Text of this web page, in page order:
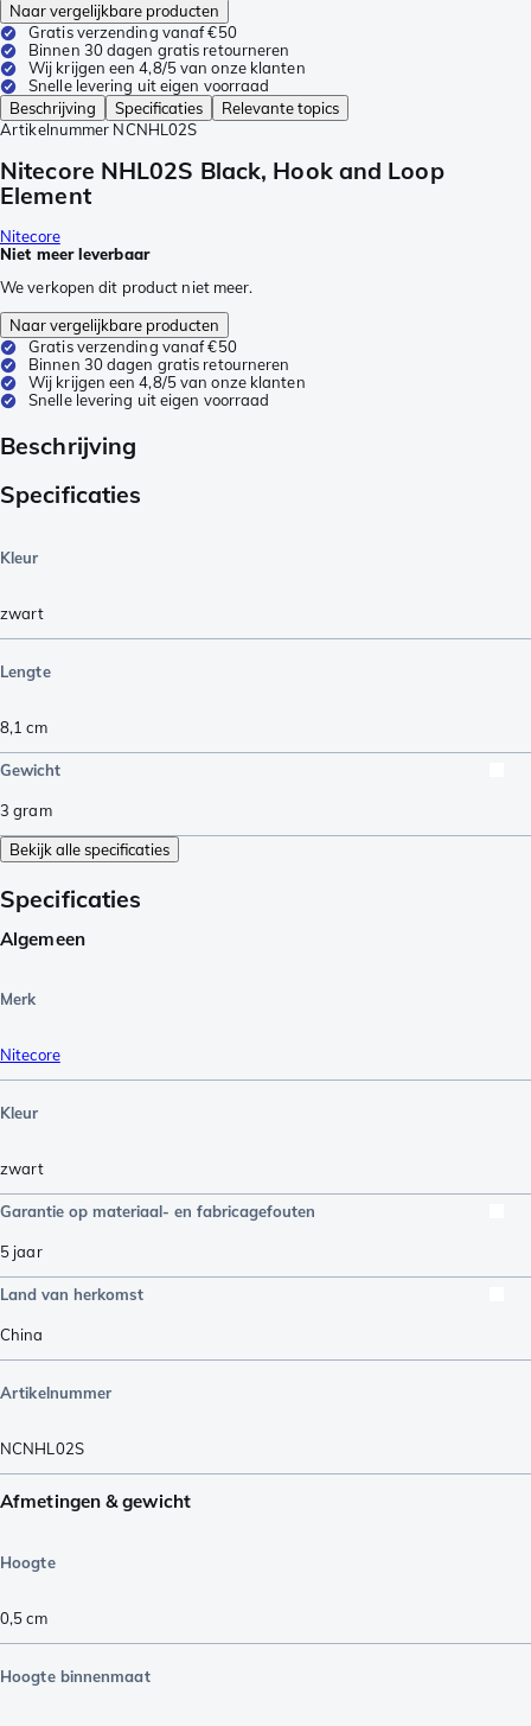
Naar vergelijkbare producten
Gratis verzending vanaf €50
Binnen 30 dagen gratis retourneren
Wij krijgen een 4,8/5 van onze klanten
Snelle levering uit eigen voorraad
Beschrijving
Specificaties
Relevante topics
Artikelnummer NCNHL02S
Nitecore NHL02S Black, Hook and Loop
Element
Nitecore
Niet meer leverbaar
We verkopen dit product niet meer.
Naar vergelijkbare producten
Gratis verzending vanaf €50
Binnen 30 dagen gratis retourneren
Wij krijgen een 4,8/5 van onze klanten
Snelle levering uit eigen voorraad
Beschrijving
Specificaties
Kleur
zwart
Lengte
8,1 cm
Gewicht
3 gram
Bekijk alle specificaties
Specificaties
Algemeen
Merk
Nitecore
Kleur
zwart
Garantie op materiaal- en fabricagefouten
5 jaar
Land van herkomst
China
Artikelnummer
NCNHL02S
Afmetingen & gewicht
Hoogte
0,5cm
Hoogte binnenmaat